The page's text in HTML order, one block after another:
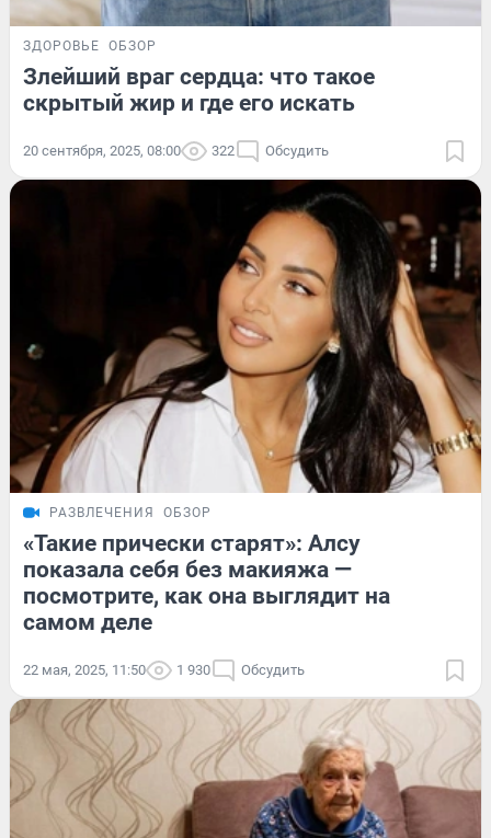
ЗДОРОВЬЕ ОБЗОР
Злейший враг сердца: что такое
скрытый жир и где его искать
20 сентября, 2025, 08:00 322 Обсудить
РАЗВЛЕЧЕНИЯ ОБЗОР
«Такие прически старят»: Алсу
показала себя без макияжа —
посмотрите, как она выглядит на
самом деле
22 мая, 2025, 11:50 1 930 Обсудить